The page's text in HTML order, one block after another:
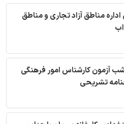
مناطق آزاد تجاری و مناطق
آزمون کارشناس امور فرهنگی
تشریحی